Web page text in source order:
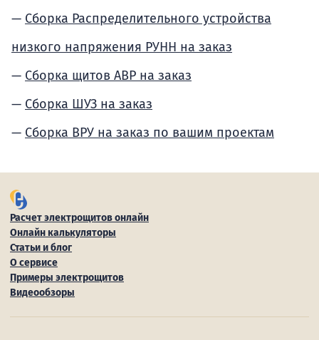
Сборка Распределительного устройства
низкого напряжения РУНН на заказ
Сборка щитов АВР на заказ
Сборка ШУЗ на заказ
Сборка ВРУ на заказ по вашим проектам
Расчет электрощитов онлайн
Онлайн калькуляторы
Статьи и блог
О сервисе
Примеры электрощитов
Видеообзоры